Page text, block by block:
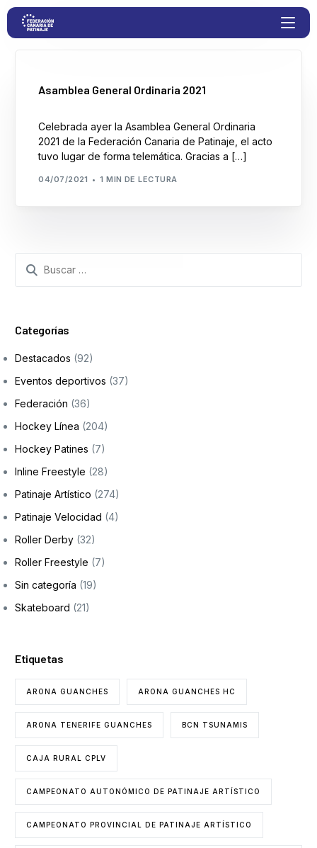
Asamblea General Ordinaria 2021
Celebrada ayer la Asamblea General Ordinaria
2021 de la Federación Canaria de Patinaje, el acto
tuvo lugar de forma telemática. Gracias a […]
04/07/2021 1 MIN DE LECTURA
Categorías
Destacados (92)
Eventos deportivos (37)
Federación (36)
Hockey Línea (204)
Hockey Patines (7)
Inline Freestyle (28)
Patinaje Artístico (274)
Patinaje Velocidad (4)
Roller Derby (32)
Roller Freestyle (7)
Sin categoría (19)
Skateboard (21)
Etiquetas
ARONA GUANCHES ARONA GUANCHES HC
ARONA TENERIFE GUANCHES BCN TSUNAMIS
CAJA RURAL CPLV
CAMPEONATO AUTONÓMICO DE PATINAJE ARTÍSTICO
CAMPEONATO PROVINCIAL DE PATINAJE ARTÍSTICO
Proyectos
Competiciones
Clubs
Documentación
Formación